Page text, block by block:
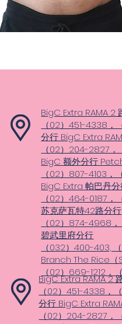
BigC Extra RAMA 2
（02）451-4338
分行 BigC Extra
（02）204-2827
BigC 额外分行
（02）807-4103，
BigC Extra 帕巴丹
（02）464-0187
苏克萨瓦特42路分行
（02）874-4968
碧武里府分行
（032）400-403,
Branch The Rice（
（02）669-1212
BigC Extra RAMA 2
（02）451-4338
分行 BigC Extra
（02）204-2827